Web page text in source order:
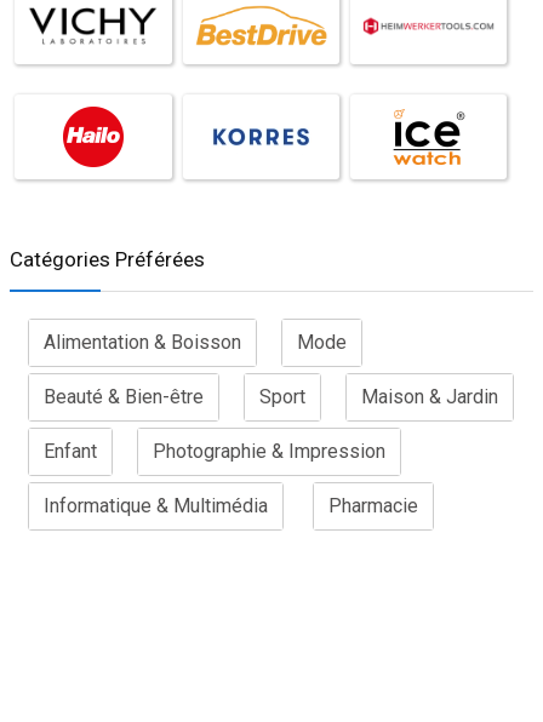
Catégories Préférées
Alimentation & Boisson Mode
Beauté & Bien-être Sport Maison & Jardin
Enfant Photographie & Impression
Informatique & Multimédia Pharmacie